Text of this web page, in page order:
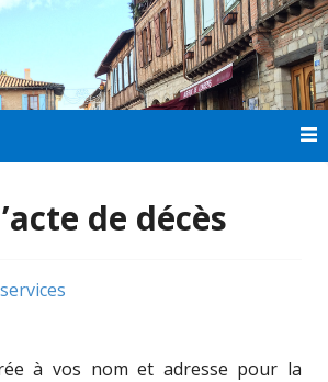
de décès
à vos nom et adresse pour la